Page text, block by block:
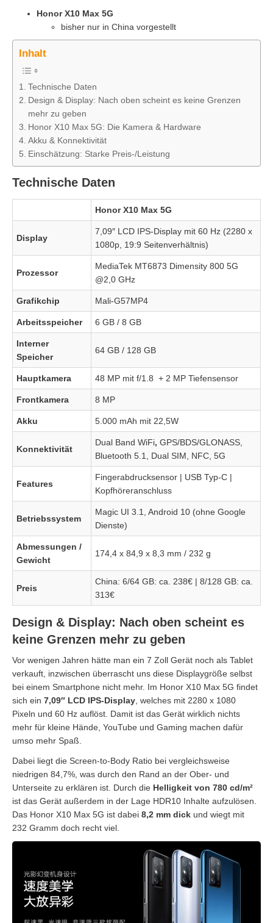
Honor X10 Max 5G
bisher nur in China vorgestellt
Inhalt
Technische Daten
Design & Display: Nach oben scheint es keine Grenzen
mehr zu geben
Honor X10 Max 5G: Die Kamera & Hardware
Akku & Konnektivität
Einschätzung: Starke Preis-/Leistung
Technische Daten
Honor X10 Max 5G
Display
7,09″ LCD IPS-Display mit 60 Hz (2280 x
1080p, 19:9 Seitenverhältnis)
Prozessor
MediaTek MT6873 Dimensity 800 5G
@2,0 GHz
Grafikchip Mali-G57MP4
Arbeitsspeicher 6 GB / 8 GB
Interner
Speicher
64 GB / 128 GB
Hauptkamera 48 MP mit f/1.8 + 2 MP Tiefensensor
Frontkamera 8 MP
Akku 5.000 mAh mit 22,5W
Konnektivität
Dual Band WiFi, GPS/BDS/GLONASS,
Bluetooth 5.1, Dual SIM, NFC, 5G
Features
Fingerabdrucksensor | USB Typ-C |
Kopfhöreranschluss
Betriebssystem
Magic UI 3.1, Android 10 (ohne Google
Dienste)
Abmessungen /
Gewicht
174,4 x 84,9 x 8,3 mm / 232 g
Preis
China: 6/64 GB: ca. 238€ | 8/128 GB: ca.
313€
Design & Display: Nach oben scheint es
keine Grenzen mehr zu geben
Vor wenigen Jahren hätte man ein 7 Zoll Gerät noch als Tablet
verkauft, inzwischen überrascht uns diese Displaygröße selbst
bei einem Smartphone nicht mehr. Im Honor X10 Max 5G findet
sich ein 7,09″ LCD IPS-Display, welches mit 2280 x 1080
Pixeln und 60 Hz auflöst. Damit ist das Gerät wirklich nichts
mehr für kleine Hände, YouTube und Gaming machen dafür
umso mehr Spaß.
Dabei liegt die Screen-to-Body Ratio bei vergleichsweise
niedrigen 84,7%, was durch den Rand an der Ober- und
Unterseite zu erklären ist. Durch die Helligkeit von 780 cd/m²
ist das Gerät außerdem in der Lage HDR10 Inhalte aufzulösen.
Das Honor X10 Max 5G ist dabei 8,2 mm dick und wiegt mit
232 Gramm doch recht viel.